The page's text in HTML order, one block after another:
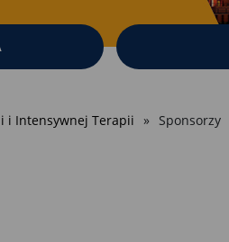
i Intensywnej Terapii Sponsorzy